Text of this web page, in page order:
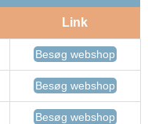
Link
Besøg webshop
Besøg webshop
Besøg webshop